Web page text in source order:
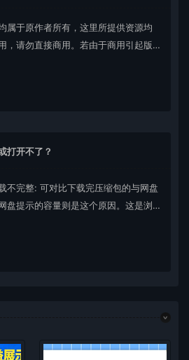
属于原作者所有，这里所提供资源均
，请勿直接商用。若由于商用引起版
打开不了？
不完整: 可对比下载完压缩包的与网盘
盘提示的容量则是这个原因。这是浏